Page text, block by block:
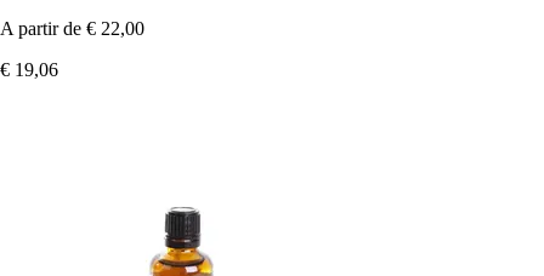
A partir de € 22,00
€ 19,06